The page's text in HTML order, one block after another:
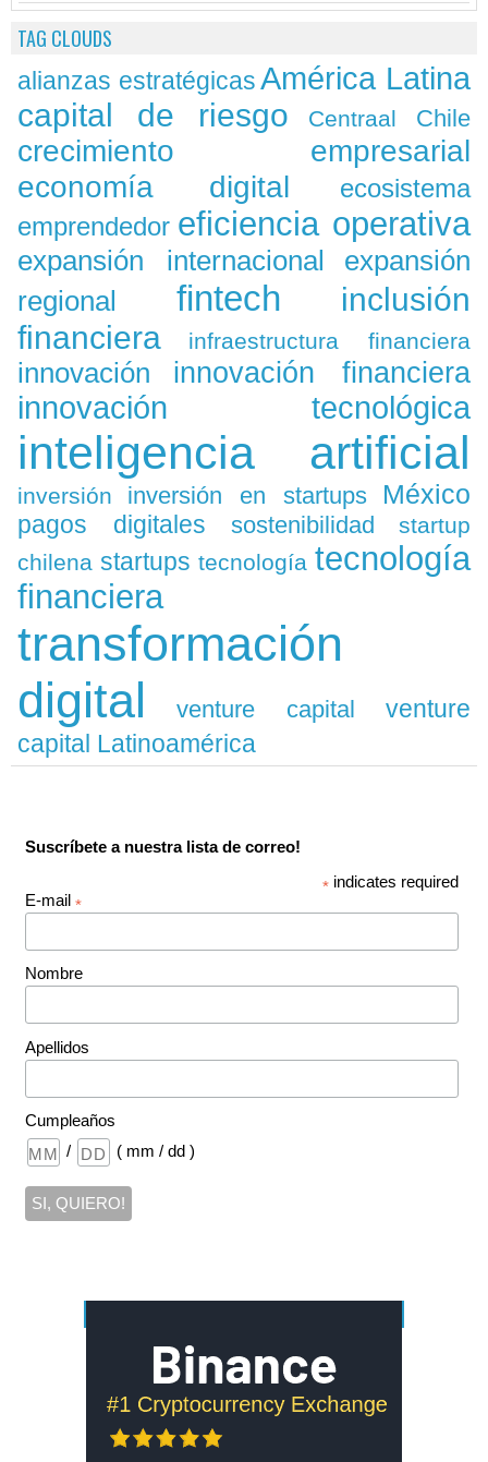
TAG CLOUDS
alianzas estratégicas América Latina
capital de riesgo Centraal Chile
crecimiento empresarial
economía digital
ecosistema
emprendedor eficiencia operativa
expansión internacional
expansión
regional
fintech
inclusión
financiera
infraestructura financiera
innovación innovación financiera
innovación tecnológica
inteligencia artificial
inversión inversión en startups México
pagos digitales sostenibilidad
startup
chilena startups tecnología tecnología
financiera
transformación
digital
venture capital
venture
capital Latinoamérica
Suscríbete a nuestra lista de correo!
* indicates required
E-mail *
Nombre
Apellidos
Cumpleaños
/
( mm / dd )